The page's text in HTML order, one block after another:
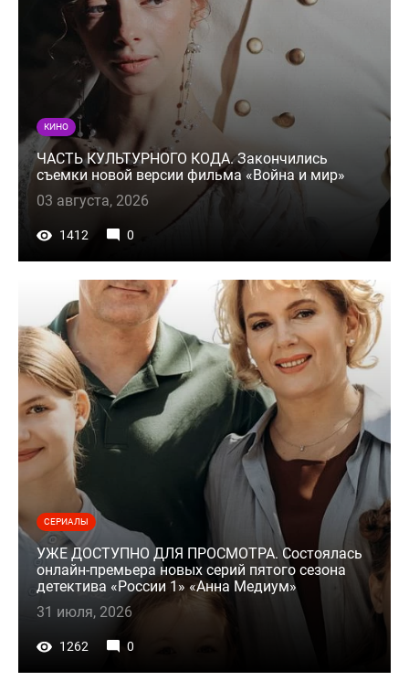
КИНО
ЧАСТЬ КУЛЬТУРНОГО КОДА. Закончились
съемки новой версии фильма «Война и мир»
03 августа, 2026
1412 0
СЕРИАЛЫ
УЖЕ ДОСТУПНО ДЛЯ ПРОСМОТРА. Состоялась
онлайн-премьера новых серий пятого сезона
детектива «России 1» «Анна Медиум»
31 июля, 2026
1262 0